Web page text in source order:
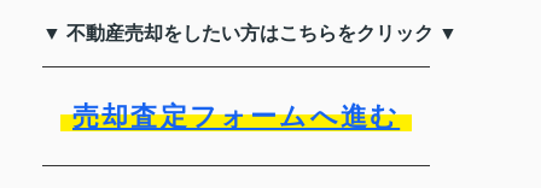
▼ 不動産売却をしたい方はこちらをクリック ▼
売却査定フォームへ進む